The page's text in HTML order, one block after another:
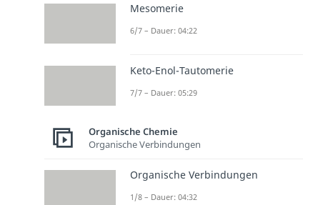
Mesomerie
6/7 – Dauer: 04:22
Keto-Enol-Tautomerie
7/7 – Dauer: 05:29
Organische Chemie
Organische Verbindungen
Organische Verbindungen
1/8 – Dauer: 04:32